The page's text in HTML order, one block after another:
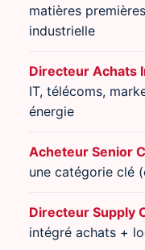
matières
industrielle
Directeur Achats
IT, télécoms,
énergie
Acheteur Senior
une catégorie clé
Directeur Supply
intégré achats +